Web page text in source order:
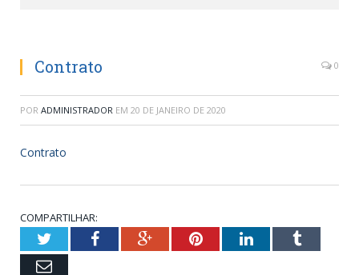
Contrato 0
POR ADMINISTRADOR EM 20 DE JANEIRO DE 2020
Contrato
COMPARTILHAR:
TwitterFacebookGoogle+PinterestLinkedInTumblr
Email